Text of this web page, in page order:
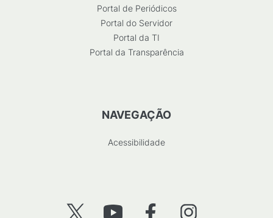
Portal de Periódicos
Portal do Servidor
Portal da TI
Portal da Transparência
NAVEGAÇÃO
Acessibilidade